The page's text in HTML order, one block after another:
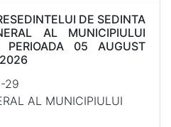
DE SEDINTA
AL MUNICIPIULUI
PERIOADA 05 AUGUST
29
AL MUNICIPIULUI